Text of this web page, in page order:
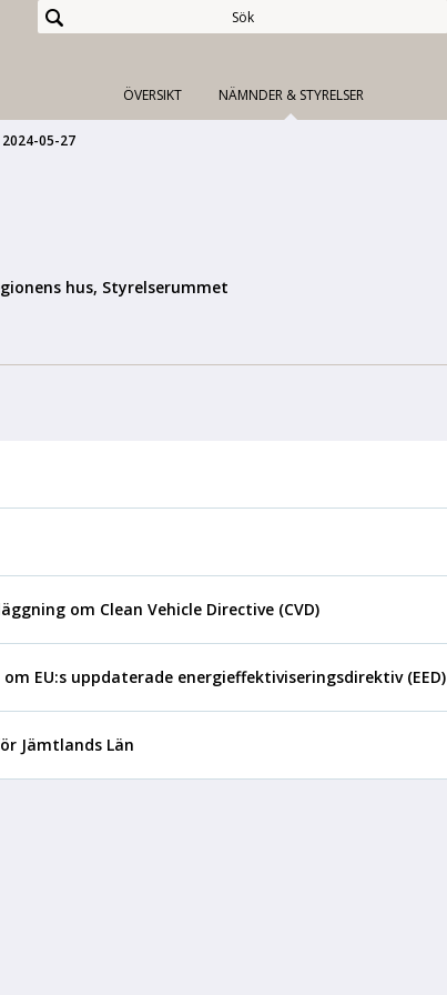
ÖVERSIKT NÄMNDER & STYRELSER
05-27
hus, Styrelserummet
om Clean Vehicle Directive (CVD)
EU:s uppdaterade energieffektiviseringsdirektiv (EED)
Jämtlands Län